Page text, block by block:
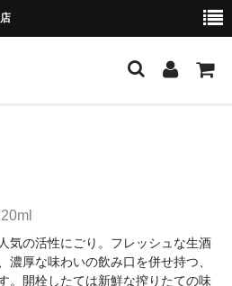
手県花巻市）
（秋田県横手市）
の活性にごり。フレッシュな生酒
濃厚な味わいの飲み口を併せ持つ、
。開栓したては新鮮な搾りたての味